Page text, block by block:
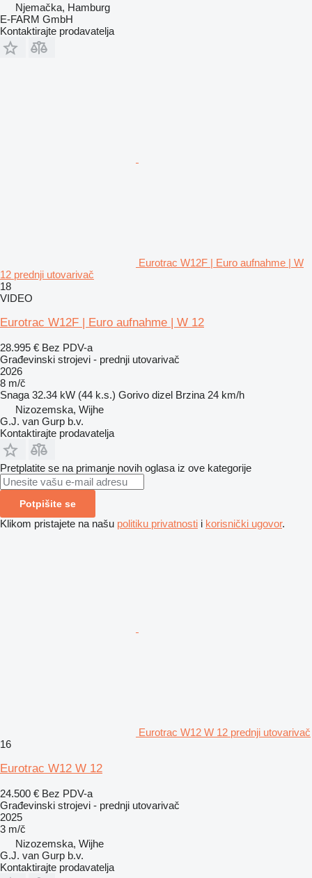
Njemačka, Hamburg
E-FARM GmbH
Kontaktirajte prodavatelja
Eurotrac W12F | Euro aufnahme | W
12 prednji utovarivač
18
VIDEO
Eurotrac W12F | Euro aufnahme | W 12
28.995 € Bez PDV-a
Građevinski strojevi - prednji utovarivač
2026
8 m/č
Snaga 32.34 kW (44 k.s.) Gorivo dizel Brzina 24 km/h
Nizozemska, Wijhe
G.J. van Gurp b.v.
Kontaktirajte prodavatelja
Pretplatite se na primanje novih oglasa iz ove kategorije
Potpišite se
Klikom pristajete na našu politiku privatnosti i korisnički ugovor.
Eurotrac W12 W 12 prednji utovarivač
16
Eurotrac W12 W 12
24.500 € Bez PDV-a
Građevinski strojevi - prednji utovarivač
2025
3 m/č
Nizozemska, Wijhe
G.J. van Gurp b.v.
Kontaktirajte prodavatelja